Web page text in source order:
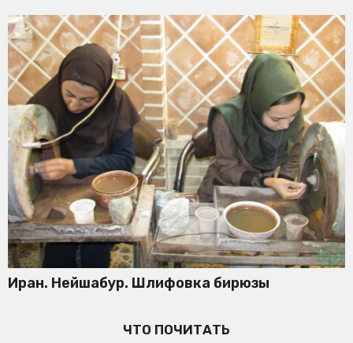
Иран. Нейшабур. Шлифовка бирюзы
ЧТО ПОЧИТАТЬ